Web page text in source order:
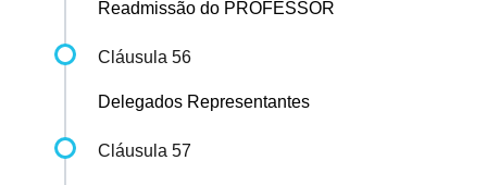
Readmissão do PROFESSOR
Cláusula 56
Delegados Representantes
Cláusula 57